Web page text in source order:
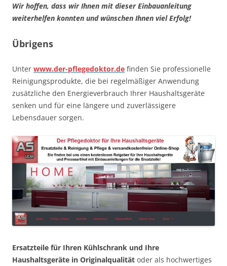
Wir hoffen, dass wir Ihnen mit dieser Einbauanleitung
weiterhelfen konnten und wünschen Ihnen viel Erfolg!
Übrigens
Unter www.der-pflegedoktor.de finden Sie professionelle
Reinigungsprodukte, die bei regelmäßiger Anwendung
zusätzliche den Energieverbrauch Ihrer Haushaltsgeräte
senken und für eine längere und zuverlässigere
Lebensdauer sorgen.
Ersatzteile für Ihren Kühlschrank und Ihre
Haushaltsgeräte in Originalqualität oder als hochwertiges